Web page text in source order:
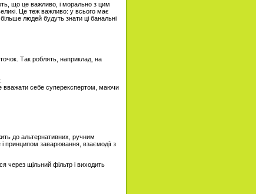
що це важливо, і морально з цим
Це теж важливо: у всього має
людей будуть знати ці банальні
Так роблять, наприклад, на
вважати себе суперекспертом, маючи
до альтернативних, ручним
принципом заварювання, взаємодії з
через щільний фільтр і виходить